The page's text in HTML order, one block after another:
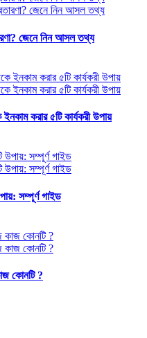
জেনে নিন আসল তথ্য
করার ৫টি কার্যকরী উপায়
সম্পূর্ণ গাইড
কোনটি ?